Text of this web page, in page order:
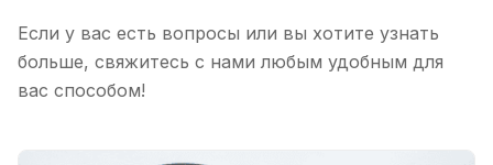
Если у вас есть вопросы или вы хотите узнать
больше, свяжитесь с нами любым удобным для
вас способом!